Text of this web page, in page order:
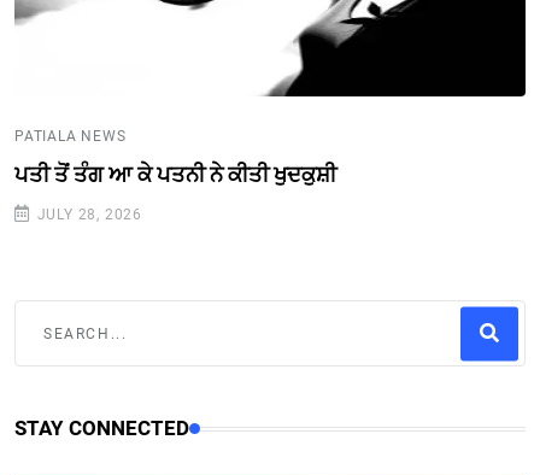
PATIALA NEWS
ਪਤੀ ਤੋਂ ਤੰਗ ਆ ਕੇ ਪਤਨੀ ਨੇ ਕੀਤੀ ਖੁਦਕੁਸ਼ੀ
JULY 28, 2026
STAY CONNECTED